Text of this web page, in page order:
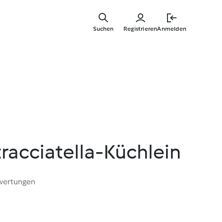
springen
RegistrierenAnmelden
Suchen
Küchlein